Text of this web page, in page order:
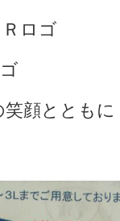
ロゴ
顔とともに